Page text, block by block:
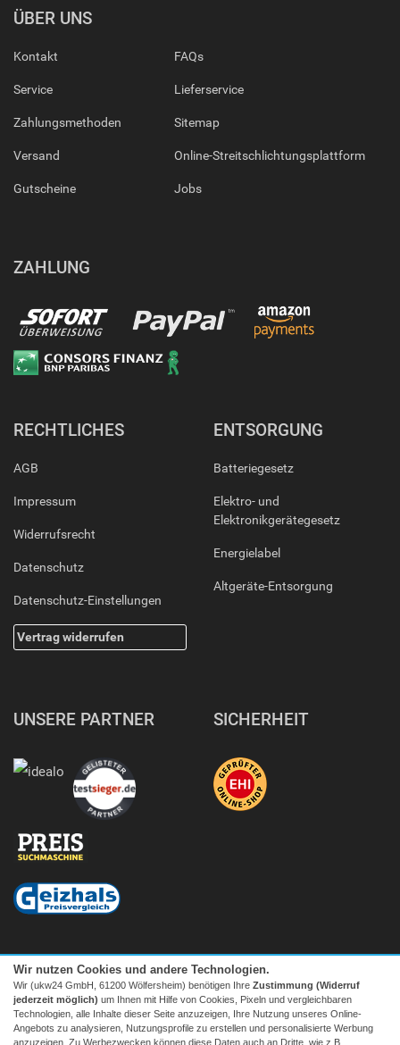
ÜBER UNS
Kontakt
Service
Zahlungsmethoden
Versand
Gutscheine
FAQs
Lieferservice
Sitemap
Online-Streitschlichtungsplattform
Jobs
ZAHLUNG
RECHTLICHES
AGB
Impressum
Widerrufsrecht
Datenschutz
Datenschutz-Einstellungen
Vertrag widerrufen
ENTSORGUNG
Batteriegesetz
Elektro- und
Elektronikgerätegesetz
Energielabel
Altgeräte-Entsorgung
UNSERE PARTNER SICHERHEIT
Wir nutzen Cookies und andere Technologien.
Wir (ukw24 GmbH, 61200 Wölfersheim) benötigen Ihre Zustimmung (Widerruf
jederzeit möglich) um Ihnen mit Hilfe von Cookies, Pixeln und vergleichbaren
Technologien, alle Inhalte dieser Seite anzuzeigen, Ihre Nutzung unseres Online-
Angebots zu analysieren, Nutzungsprofile zu erstellen und personalisierte Werbung
anzuzeigen. Zu Werbezwecken können diese Daten auch an Dritte, wie z.B.